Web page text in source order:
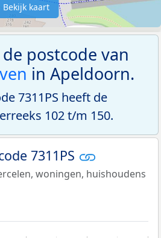
Bekijk kaart
de postcode van
in Apeldoorn.
7311PS heeft de
102 t/m 150.
7311PS
woningen, huishoudens